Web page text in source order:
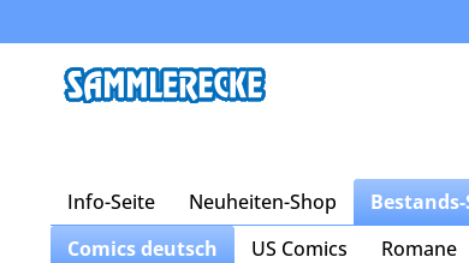
Info-Seite Neuheiten-Shop
Comics deutsch
US Comics Romane